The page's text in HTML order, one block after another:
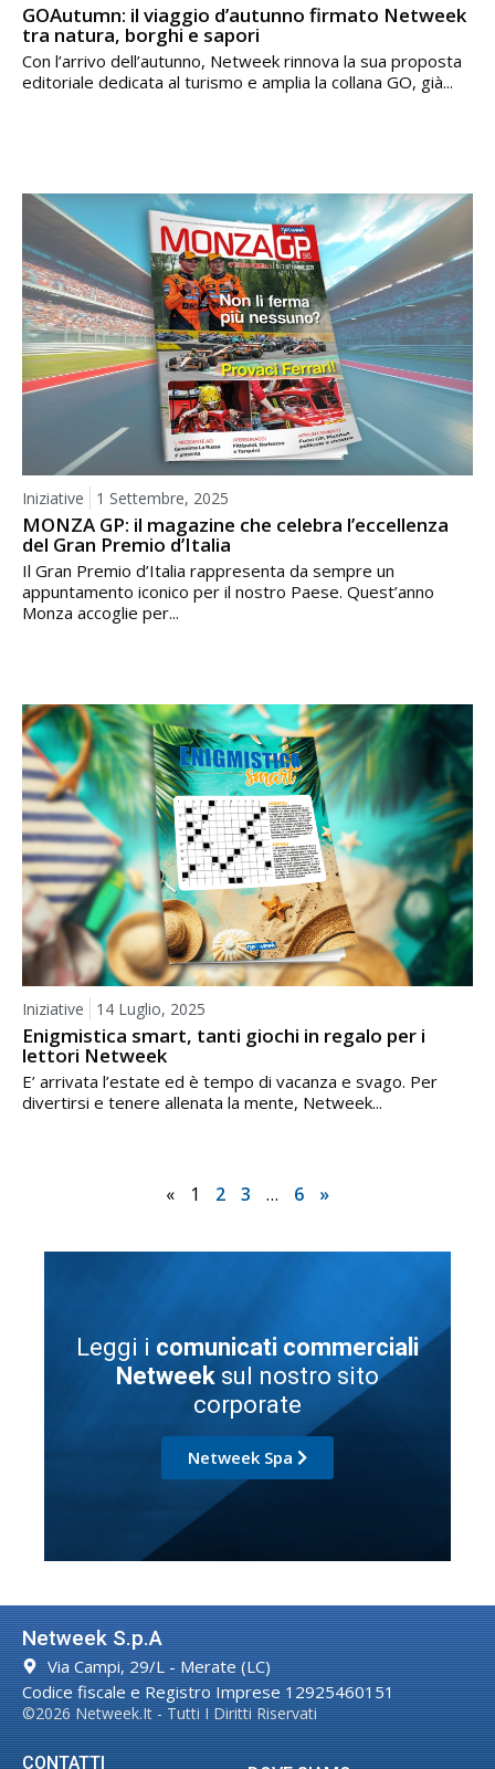
GOAutumn: il viaggio d’autunno firmato Netweek
tra natura, borghi e sapori
Con l’arrivo dell’autunno, Netweek rinnova la sua proposta
editoriale dedicata al turismo e amplia la collana GO, già...
Iniziative 1 Settembre, 2025
MONZA GP: il magazine che celebra l’eccellenza
del Gran Premio d’Italia
Il Gran Premio d’Italia rappresenta da sempre un
appuntamento iconico per il nostro Paese. Quest’anno
Monza accoglie per...
Iniziative 14 Luglio, 2025
Enigmistica smart, tanti giochi in regalo per i
lettori Netweek
E’ arrivata l’estate ed è tempo di vacanza e svago. Per
divertirsi e tenere allenata la mente, Netweek...
« 1 2 3 … 6 »
Leggi i comunicati commerciali
Netweek sul nostro sito
corporate
Netweek Spa
Netweek S.p.A
Via Campi, 29/L - Merate (LC)
Codice fiscale e Registro Imprese 12925460151
©2026 Netweek.it - Tutti I Diritti Riservati
CONTATTI